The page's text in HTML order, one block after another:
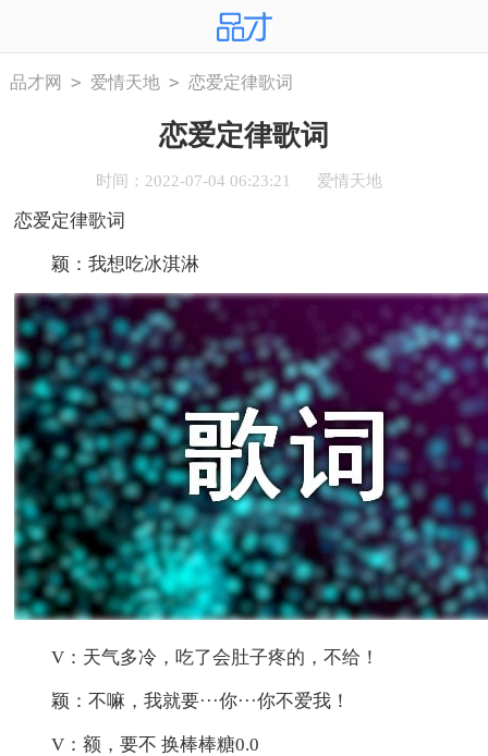
品才网 > 爱情天地 > 恋爱定律歌词
恋爱定律歌词
时间：2022-07-04 06:23:21 爱情天地
恋爱定律歌词
颖：我想吃冰淇淋
V：天气多冷，吃了会肚子疼的，不给！
颖：不嘛，我就要···你···你不爱我！
V：额，要不 换棒棒糖0.0